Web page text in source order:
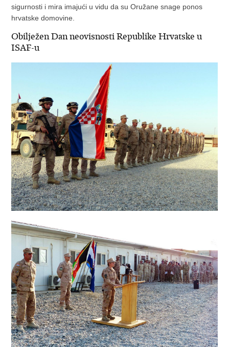
sigurnosti i mira imajući u vidu da su Oružane snage ponos
hrvatske domovine.
Obilježen Dan neovisnosti Republike Hrvatske u
ISAF-u